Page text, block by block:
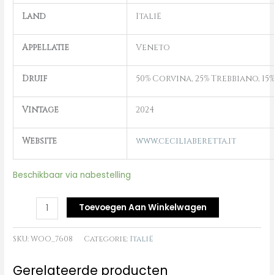
Land Italië
Appellatie Veneto
Druif 50% Corvina, 25% Trebbiano,
Vintage 2024
Website www.ceciliaberetta.it
Beschikbaar via nabestelling
Toevoegen Aan Winkelwagen
SKU:WOO_7608 Categorie: Italië
Gerelateerde producten